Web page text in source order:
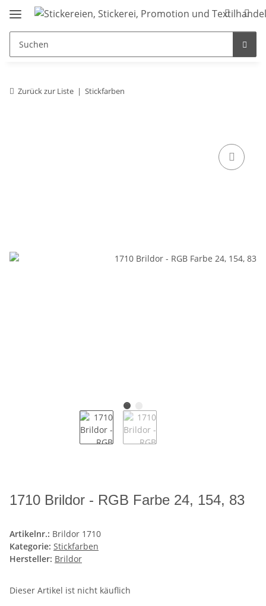
Zurück zur Liste Stickfarben
1710 Brildor - RGB Farbe 24, 154, 83
Artikelnr.: Brildor 1710
Kategorie: Stickfarben
Hersteller: Brildor
Dieser Artikel ist nicht käuflich